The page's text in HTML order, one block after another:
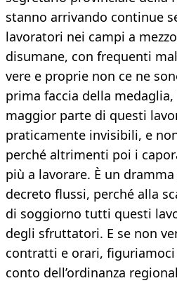
stanno arrivando continue
lavoratori nei campi a
disumane, con frequenti
vere e proprie non ce ne
prima faccia della
maggior parte di questi
praticamente invisibili, e
perché altrimenti poi i
più a lavorare. È un
decreto flussi, perché alla
di soggiorno tutti questi
degli sfruttatori. E se non
contratti e orari,
conto dell’ordinanza